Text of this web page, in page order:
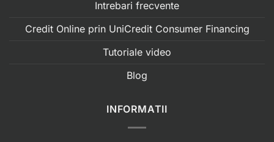
Intrebari frecvente
Credit Online prin UniCredit Consumer Financing
Tutoriale video
Blog
INFORMATII